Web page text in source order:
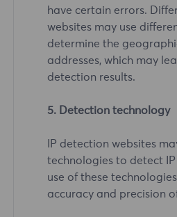
have certain errors.
websites may use
determine the
addresses, which may
detection results.
5. Detection technology
IP detection websites
technologies to detect
use of these
accuracy and precision